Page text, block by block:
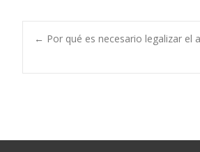
← Por qué es necesario legalizar el